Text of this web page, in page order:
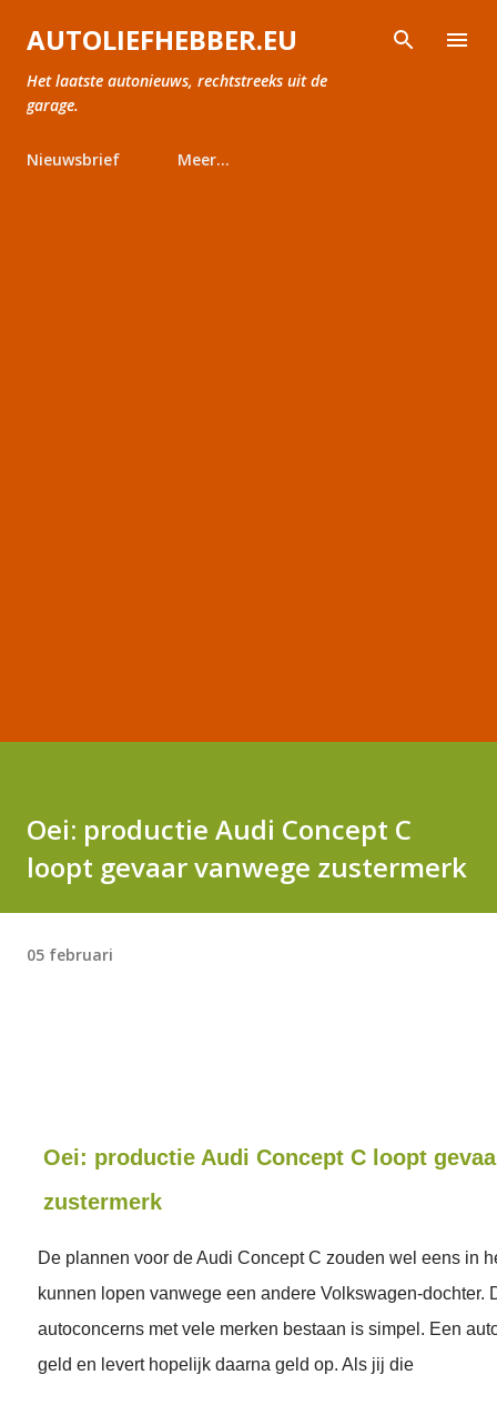
Doorgaan naar hoofdcontent
AUTOLIEFHEBBER.EU
Het laatste autonieuws, rechtstreeks uit de
garage.
Nieuwsbrief Meer…
Oei: productie Audi Concept C
loopt gevaar vanwege zustermerk
05 februari
Oei: productie Audi Concept C loopt
zustermerk
De plannen voor de Audi Concept C zouden wel eens in
kunnen lopen vanwege een andere Volkswagen-dochter.
autoconcerns met vele merken bestaan is simpel. Een
geld en levert hopelijk daarna geld op. Als jij die